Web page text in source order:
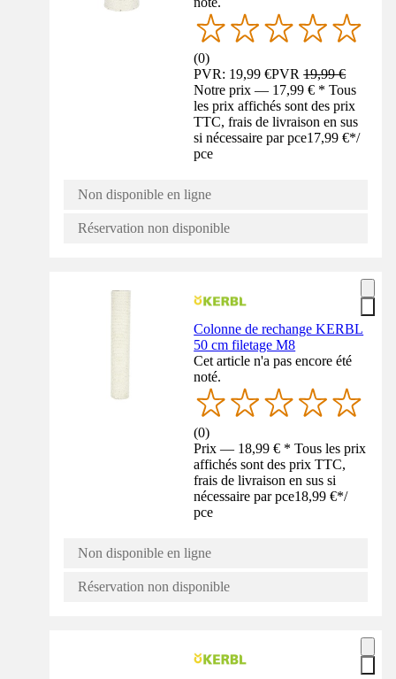
(0)
PVR: 19,99 €PVR19,99 €
Notre prix — 17,99 € * Tous
les prix affichés sont des prix
TTC, frais de livraison en sus
si nécessaire par pce17,99 €*/
pce
Non disponible en ligne
Réservation non disponible
Colonne de rechange KERBL
50 cm filetage M8
Cet article n'a pas encore été
noté.
(0)
Prix — 18,99 € * Tous les prix
affichés sont des prix TTC,
frais de livraison en sus si
nécessaire par pce18,99 €*/
pce
Non disponible en ligne
Réservation non disponible